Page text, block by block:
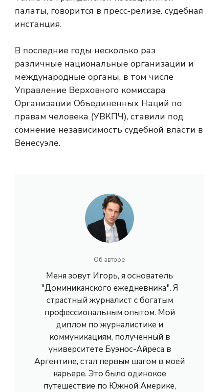
палаты, говорится в пресс-релизе. судебная
инстанция.
В последние годы несколько раз
различные национальные организации и
международные органы, в том числе
Управление Верховного комиссара
Организации Объединенных Наций по
правам человека (УВКПЧ), ставили под
сомнение независимость судебной власти в
Венесуэле.
Об авторе
Меня зовут Игорь, я основатель
"Доминиканского ежедневника". Я
страстный журналист с богатым
профессиональным опытом. Мой
диплом по журналистике и
коммуникациям, полученный в
университете Буэнос-Айреса в
Аргентине, стал первым шагом в моей
карьере. Это было одинокое
путешествие по Южной Америке,